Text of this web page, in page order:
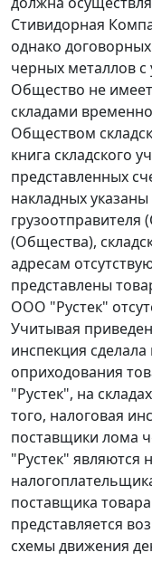
Стивидорная
однако
черных металлов
Общество не
складами
Обществом
книга складского
представленных
накладных
грузоотправителя
(Общества),
адресам
представлены
ООО "Рустек"
Учитывая
инспекция
оприходования
"Рустек", на
того, налоговая
поставщики лома
"Рустек" являются
поставщика
представляется
схемы движения